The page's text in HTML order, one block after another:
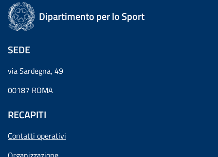
Dipartimento per lo Sport
SEDE
via Sardegna, 49
00187 ROMA
RECAPITI
Contatti operativi